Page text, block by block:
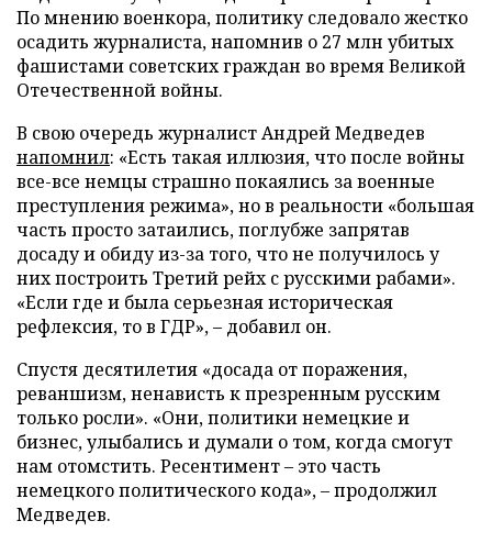
По мнению военкора, политику следовало жестко
осадить журналиста, напомнив о 27 млн убитых
фашистами советских граждан во время Великой
Отечественной войны.
В свою очередь журналист Андрей Медведев
напомнил: «Есть такая иллюзия, что после войны
все-все немцы страшно покаялись за военные
преступления режима», но в реальности «большая
часть просто затаились, поглубже запрятав
досаду и обиду из-за того, что не получилось у
них построить Третий рейх с русскими рабами».
«Если где и была серьезная историческая
рефлексия, то в ГДР», – добавил он.
Спустя десятилетия «досада от поражения,
реваншизм, ненависть к презренным русским
только росли». «Они, политики немецкие и
бизнес, улыбались и думали о том, когда смогут
нам отомстить. Ресентимент – это часть
немецкого политического кода», – продолжил
Медведев.